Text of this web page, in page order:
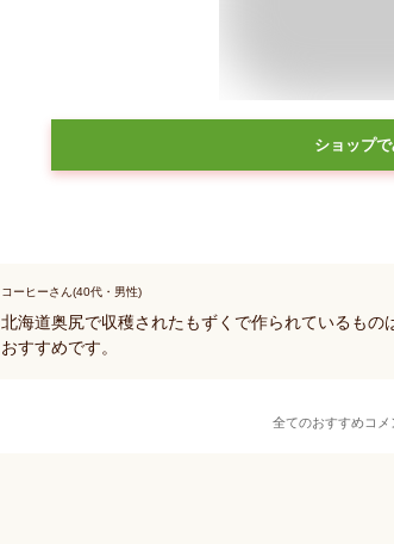
ショップ
コーヒーさん(40代・男性)
北海道奥尻で収穫されたもずくで作られているも
おすすめです。
全てのおすすめコメ